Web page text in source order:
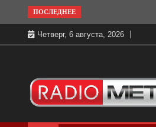
to
content
ПОСЛЕДНЕЕ
Четверг, 6 августа, 2026